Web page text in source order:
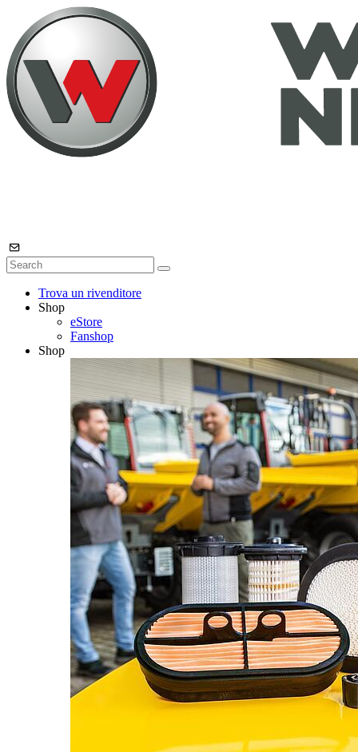
Trova un rivenditore
Shop
eStore
Fanshop
Shop